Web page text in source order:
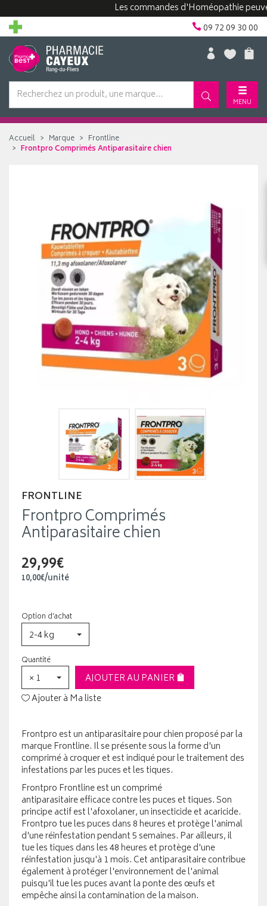
Les commandes d'Homéopathie peuvent
09 72 09 30 00
MENU
Accueil Marque
Frontline
Frontpro Comprimés Antiparasitaire chien
FRONTLINE
Frontpro Comprimés
Antiparasitaire chien
29,99€
10,00€/unité
Option d’achat
2-4 kg
Quantité
× 1
AJOUTER AU PANIER
Ajouter à Ma liste
Frontpro est un antiparasitaire pour chien proposé par la
marque Frontline. Il se présente sous la forme d'un
comprimé à croquer et est indiqué pour le traitement des
infestations par les puces et les tiques.
Frontpro Frontline est un comprimé
antiparasitaire efficace contre les puces et tiques. Son
principe actif est l'afoxolaner, un insecticide et acaricide.
Frontpro tue les puces dans 8 heures et protège l'animal
d'une réinfestation pendant 5 semaines. Par ailleurs, il
tue les tiques dans les 48 heures et protège d'une
réinfestation jusqu'à 1 mois. Cet antiparasitaire contribue
également à protéger l'environnement de l'animal
puisqu'il tue les puces avant la ponte des œufs et
empêche ainsi la contamination de la maison.